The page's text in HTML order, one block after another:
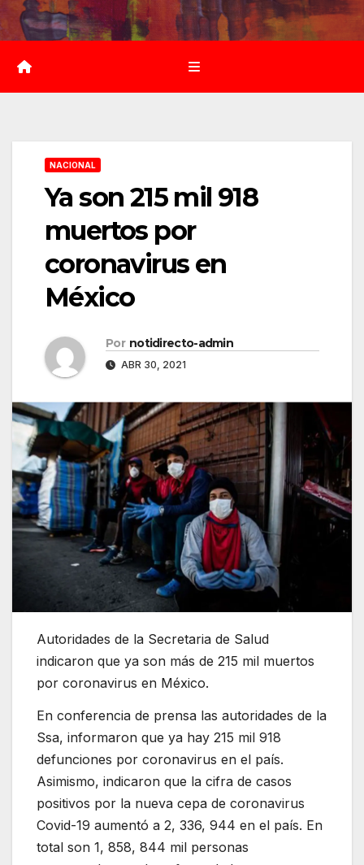
Saltar
al
contenido
NACIONAL
Ya son 215 mil 918
muertos por
coronavirus en
México
Por notidirecto-admin
ABR 30, 2021
Autoridades de la Secretaria de Salud
indicaron que ya son más de 215 mil muertos
por coronavirus en México.
En conferencia de prensa las autoridades de la
Ssa, informaron que ya hay 215 mil 918
defunciones por coronavirus en el país.
Asimismo, indicaron que la cifra de casos
positivos por la nueva cepa de coronavirus
Covid-19 aumentó a 2, 336, 944 en el país. En
total son 1, 858, 844 mil personas